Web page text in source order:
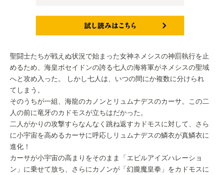
聖闘士たちが戦えぬ状況で始まった女神ネメシスの神罰執行を止
めるため、海皇ポセイドンの誇る七人の海将軍がネメシスの聖域
へと攻め入った。 しかし七人は、いつの間にか複数に分けられ
てしまう。
そのうちが一組、海龍のカノンとリュムナデスのカーサ。この二
人の前に竜牙のカドモスが立ちはだかった。
二人がかりの攻撃すらなんなく跳ね返すカドモスに対して、さら
に小宇宙を高めるカーサに呼応しリュムナデスの鱗衣が真鱗衣に
進化！
カーサが小宇宙の高まりをそのまま「エビルアイズハレーショ
ン」に乗せて放ち、さらにカノンが「幻朧魔皇拳」をカドモスに